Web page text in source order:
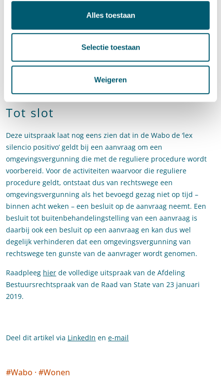
Alles toestaan
Selectie toestaan
Weigeren
bedoeld in artikel 3.9, tweede lid, van de Wabo. Dat betekent
dat het college uiterlijk op 14 september 2016 een besluit had
moeten nemen op de aanvraag. Nu het college bij besluit van
gelaten is gewoon tijdig een besluit genomen, zodat geen
omgevingsvergunning van rechtswege is gegeven. Een
buitenbehandelingstelling is immers ook een besluit!
Tot slot
Deze uitspraak laat nog eens zien dat in de Wabo de ‘lex
silencio positivo’ geldt bij een aanvraag om een
omgevingsvergunning die met de reguliere procedure wordt
voorbereid. Voor de activiteiten waarvoor die reguliere
procedure geldt, ontstaat dus van rechtswege een
omgevingsvergunning als het bevoegd gezag niet op tijd –
binnen acht weken – een besluit op de aanvraag neemt. Een
besluit tot buitenbehandelingstelling van een aanvraag is
daarbij ook een besluit op een aanvraag en kan dus wel
degelijk verhinderen dat een omgevingsvergunning van
rechtswege ten gunste van de aanvrager wordt genomen.
Raadpleeg hier de volledige uitspraak van de Afdeling
Bestuursrechtspraak van de Raad van State van 23 januari
2019.
Deel dit artikel via LinkedIn en e-mail
Social tags
#Wabo · #Wonen